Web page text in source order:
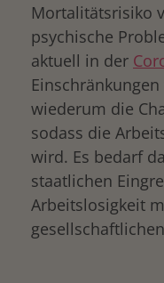
Mortalitätsrisiko
psychische
aktuell in der
wiederum die
sodass die
wird. Es bedarf
staatlichen
Arbeitslosigkeit